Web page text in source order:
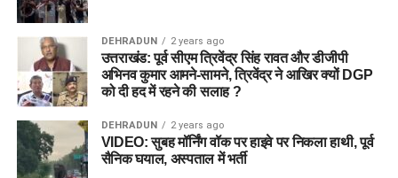
DEHRADUN 2 years ago
उत्तराखंड: पूर्व सीएम त्रिवेंद्र सिंह रावत और डीजीपी
अभिनव कुमार आमने-सामने, त्रिवेंद्र ने आखिर क्यों DGP
को दी हद में रहने की सलाह ?
DEHRADUN 2 years ago
VIDEO: सुबह मॉर्निंग वॉक पर हाइवे पर निकला हाथी, पूर्व
सैनिक घयाल, अस्पताल में भर्ती